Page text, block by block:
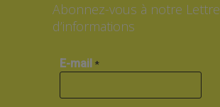
Abonnez-vous à notre Lettre
d’informations
E-mail *